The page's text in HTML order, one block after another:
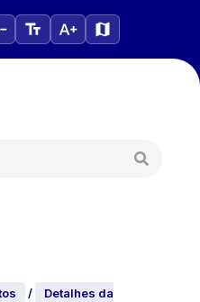
/
Detalhes da